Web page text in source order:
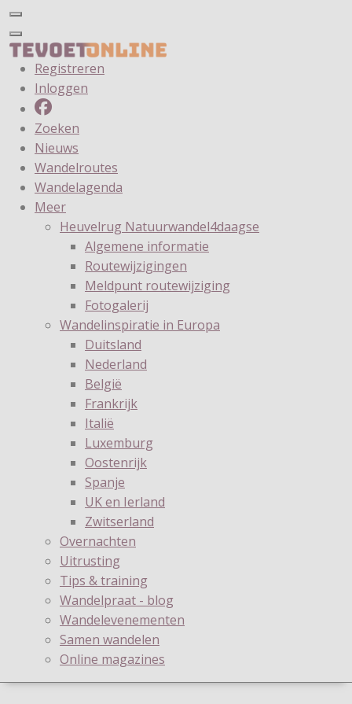
Registreren
Inloggen
Zoeken
Nieuws
Wandelroutes
Wandelagenda
Meer
Heuvelrug Natuurwandel4daagse
Algemene informatie
Routewijzigingen
Meldpunt routewijziging
Fotogalerij
Wandelinspiratie in Europa
Duitsland
Nederland
België
Frankrijk
Italië
Luxemburg
Oostenrijk
Spanje
UK en Ierland
Zwitserland
Overnachten
Uitrusting
Tips & training
Wandelpraat - blog
Wandelevenementen
Samen wandelen
Online magazines